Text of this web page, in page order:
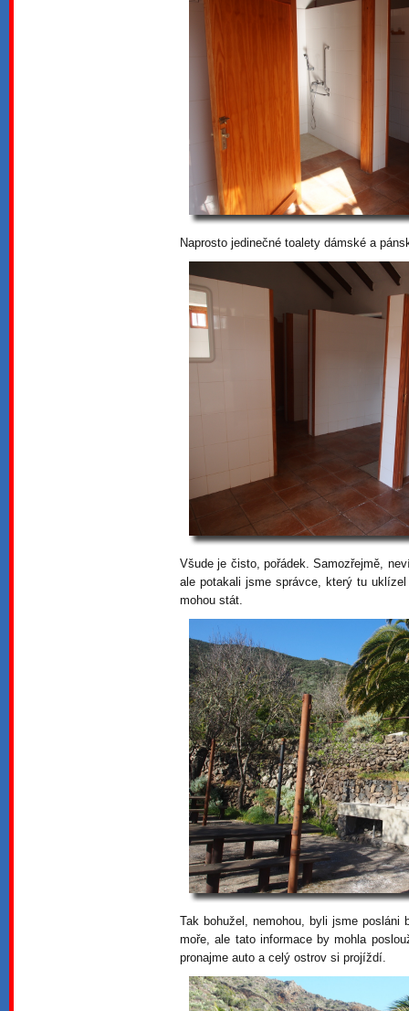
Naprosto jedinečné toalety dámské a
Všude je čisto, pořádek. Samozřejmě,
ale potakali jsme správce, který tu
mohou stát.
Tak bohužel, nemohou, byli jsme posláni
moře, ale tato informace by mohla
pronajme auto a celý ostrov si projíždí.